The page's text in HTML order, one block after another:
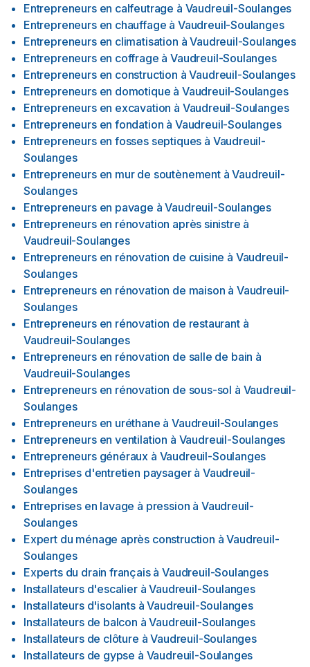
Entrepreneurs en calfeutrage à Vaudreuil-Soulanges
Entrepreneurs en chauffage à Vaudreuil-Soulanges
Entrepreneurs en climatisation à Vaudreuil-Soulanges
Entrepreneurs en coffrage à Vaudreuil-Soulanges
Entrepreneurs en construction à Vaudreuil-Soulanges
Entrepreneurs en domotique à Vaudreuil-Soulanges
Entrepreneurs en excavation à Vaudreuil-Soulanges
Entrepreneurs en fondation à Vaudreuil-Soulanges
Entrepreneurs en fosses septiques à Vaudreuil-
Soulanges
Entrepreneurs en mur de soutènement à Vaudreuil-
Soulanges
Entrepreneurs en pavage à Vaudreuil-Soulanges
Entrepreneurs en rénovation après sinistre à
Vaudreuil-Soulanges
Entrepreneurs en rénovation de cuisine à Vaudreuil-
Soulanges
Entrepreneurs en rénovation de maison à Vaudreuil-
Soulanges
Entrepreneurs en rénovation de restaurant à
Vaudreuil-Soulanges
Entrepreneurs en rénovation de salle de bain à
Vaudreuil-Soulanges
Entrepreneurs en rénovation de sous-sol à Vaudreuil-
Soulanges
Entrepreneurs en uréthane à Vaudreuil-Soulanges
Entrepreneurs en ventilation à Vaudreuil-Soulanges
Entrepreneurs généraux à Vaudreuil-Soulanges
Entreprises d'entretien paysager à Vaudreuil-
Soulanges
Entreprises en lavage à pression à Vaudreuil-
Soulanges
Expert du ménage après construction à Vaudreuil-
Soulanges
Experts du drain français à Vaudreuil-Soulanges
Installateurs d'escalier à Vaudreuil-Soulanges
Installateurs d'isolants à Vaudreuil-Soulanges
Installateurs de balcon à Vaudreuil-Soulanges
Installateurs de clôture à Vaudreuil-Soulanges
Installateurs de gypse à Vaudreuil-Soulanges